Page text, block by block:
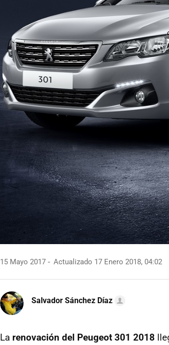
15 Mayo 2017 Actualizado 17 Enero 2018, 04:02
Salvador Sánchez Díaz
La renovación del Peugeot 301 2018